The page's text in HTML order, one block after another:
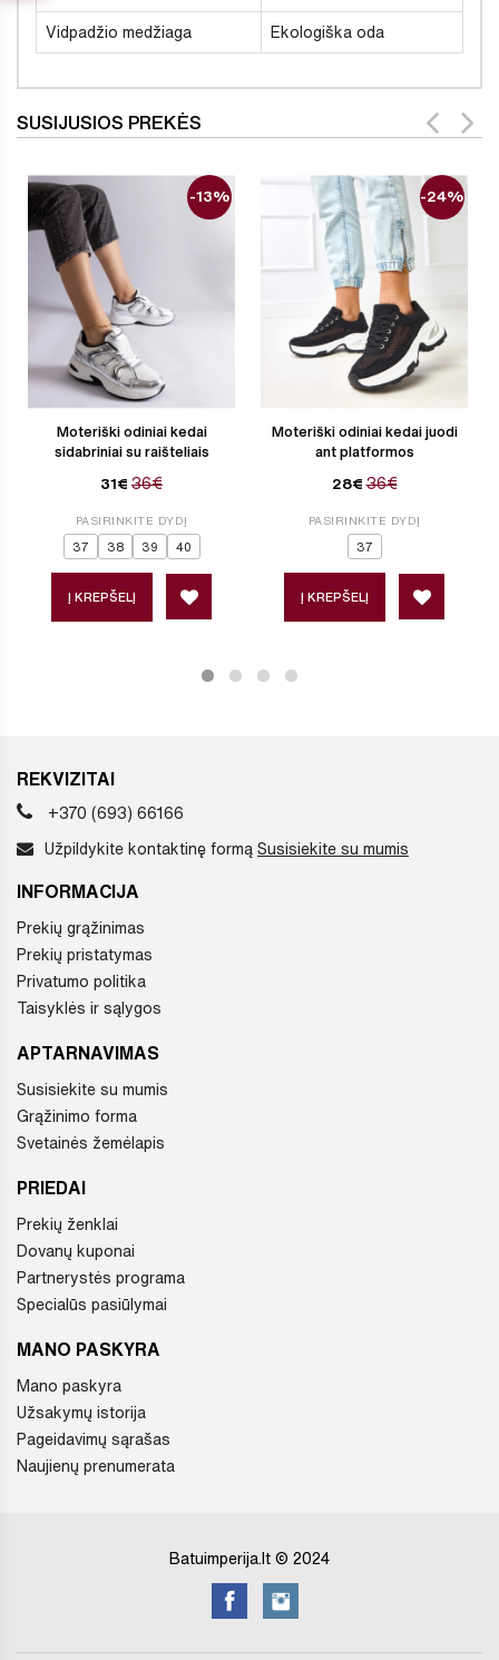
Vidpadžio medžiaga Ekologiška oda
SUSIJUSIOS PREKĖS
Moteriški odiniai kedai
sidabriniai su raišteliais
31€ 36€
-13%
PASIRINKITE DYDĮ
37 38 39 40
Į KREPŠELĮ
Moteriški odiniai kedai juodi
ant platformos
28€ 36€
-24%
PASIRINKITE DYDĮ
37
Į KREPŠELĮ
REKVIZITAI
+370 (693) 66166
Užpildykite kontaktinę formą Susisiekite su mumis
INFORMACIJA
Prekių grąžinimas
Prekių pristatymas
Privatumo politika
Taisyklės ir sąlygos
APTARNAVIMAS
Susisiekite su mumis
Grąžinimo forma
Svetainės žemėlapis
PRIEDAI
Prekių ženklai
Dovanų kuponai
Partnerystės programa
Specialūs pasiūlymai
MANO PASKYRA
Mano paskyra
Užsakymų istorija
Pageidavimų sąrašas
Naujienų prenumerata
Batuimperija.lt © 2024